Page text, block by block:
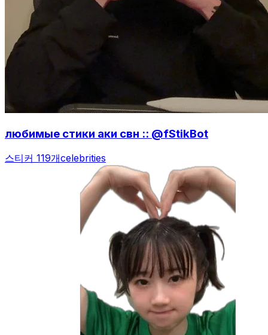
любимые стики аки свн :: @fStikBot
스티커 119개celebrities